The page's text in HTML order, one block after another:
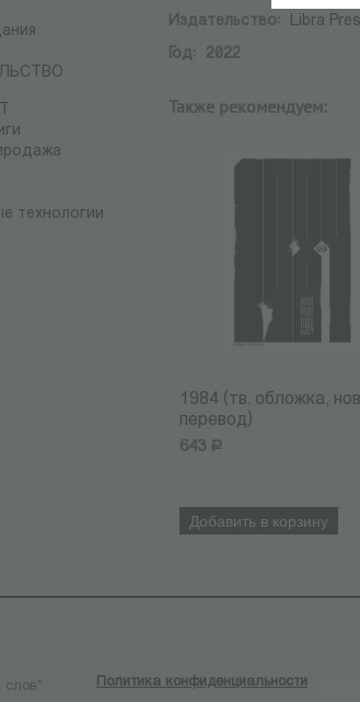
технологии
Издательство:
Libra
Год:
2022
Также рекомендуем:
1984 (тв. обложка,
перевод)
643 Р
Добавить в корзину
слов" Политика конфиденциальности